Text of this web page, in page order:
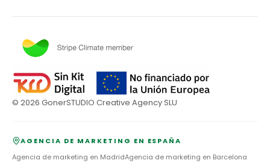
© 2026 GonerSTUDIO Creative Agency SLU
AGENCIA DE MARKETING EN ESPAÑA
Agencia de marketing en MadridAgencia de marketing en Barcelona